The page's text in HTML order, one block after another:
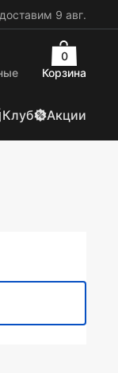
9 авг.
Корзина
0
Клуб Акции